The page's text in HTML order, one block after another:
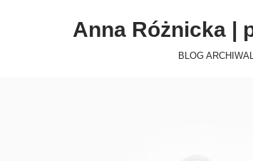
Anna Różnicka |
BLOG